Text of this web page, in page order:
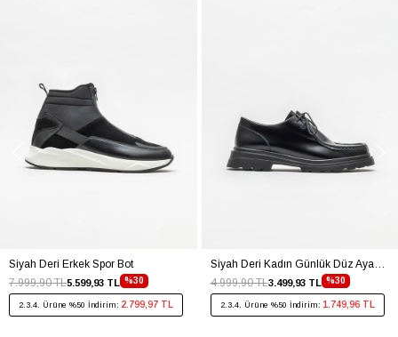
Siyah Deri Erkek Spor Bot
%30
5.599,93 TL
7.999,90 TL
2.3.4. Ürüne %50 İndirim: 2.799,97 TL
Siyah Deri Kadın Günlük Düz Ayakkabı
%30
3.499,93 TL
4.999,90 TL
2.3.4. Ürüne %50 İndirim: 1.749,96 TL